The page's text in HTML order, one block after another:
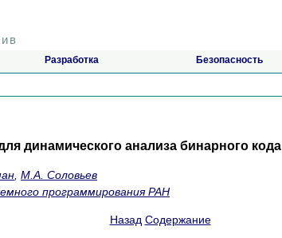
Разработка Безопасность
динамического анализа бинарного кода
М.А. Соловьев
программирования РАН
Назад Содержание